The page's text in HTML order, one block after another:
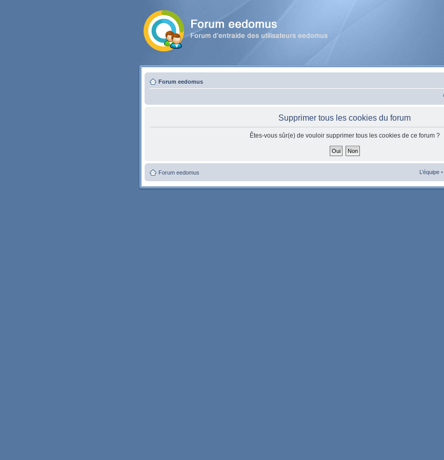
Forum eedomus
Supprimer tous les cookies du forum
Êtes-vous sûr(e) de vouloir supprimer tous les cookies de ce forum ?
Forum eedomus L’équipe •